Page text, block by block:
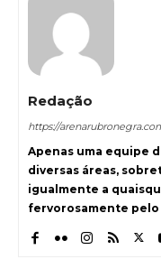
Redação
https://
Apenas uma equipe
diversas áreas,
igualmente a
fervorosamente